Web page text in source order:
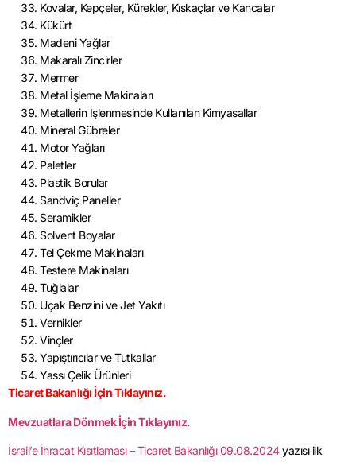
Kovalar, Kepçeler, Kürekler, Kıskaçlar ve Kancalar
Kükürt
Madeni Yağlar
Makaralı Zincirler
Mermer
Metal İşleme Makinaları
Metallerin İşlenmesinde Kullanılan Kimyasallar
Mineral Gübreler
Motor Yağları
Paletler
Plastik Borular
Sandviç Paneller
Seramikler
Solvent Boyalar
Tel Çekme Makinaları
Testere Makinaları
Tuğlalar
Uçak Benzini ve Jet Yakıtı
Vernikler
Vinçler
Yapıştırıcılar ve Tutkallar
Yassı Çelik Ürünleri
Ticaret Bakanlığı İçin Tıklayınız.
Mevzuatlara Dönmek İçin Tıklayınız.
İsrail’e İhracat Kısıtlaması – Ticaret Bakanlığı 09.08.2024yazısı ilk